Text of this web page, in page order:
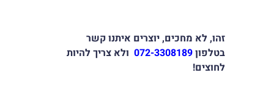
זהו, לא מחכים, יוצרים איתנו קשר
בטלפון072-3308189ולא צריך להיות
לחוצים!